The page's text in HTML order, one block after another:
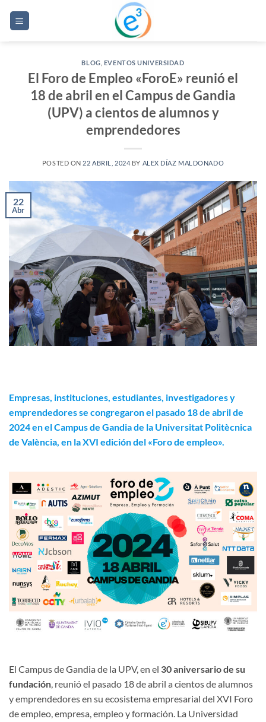
BLOG EVENTOS UNIVERSIDAD
El Foro de Empleo «ForoE» reunió el
18 de abril en el Campus de Gandia
(UPV) a cientos de alumnos y
emprendedores
POSTED ON 22 ABRIL, 2024 BY ALEX DÍAZ MALDONADO
22
Abr
Empresas, instituciones, estudiantes, investigadores y
emprendedores se congregaron el pasado 18 de abril de
2024 en el Campus de Gandia de la Universitat Politècnica
de València, en la XVI edición del «Foro de empleo».
El Campus de Gandia de la UPV, en el 30 aniversario de su
fundación, reunió el pasado 18 de abril a cientos de alumnos
y emprendedores en su ecosistema empresarial del XVI Foro
de empleo, empresa, empleo y formación. La Universidad